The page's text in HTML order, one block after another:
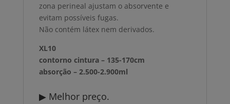
zona perineal ajustam o absorvente e
evitam possíveis fugas.
Não contém látex nem derivados.
XL10
contorno cintura – 135-170cm
absorção – 2.500-2.900ml
▶ Melhor preço.